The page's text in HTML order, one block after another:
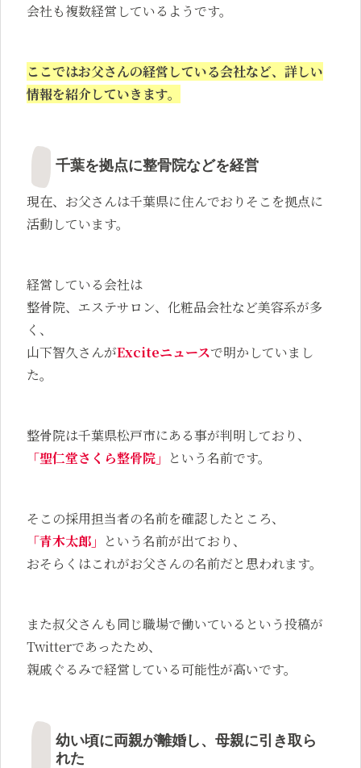
会社も複数経営しているようです。
ここではお父さんの経営している会社など、 詳しい
情報を紹介していきます。
千葉を拠点に整骨院などを経営
現在、お父さんは千葉県に住んでおりそこを拠点に
活動しています。
経営している会社は
整骨院、エステサロン、化粧品会社など美容系が多
く、
山下智久さんがExciteニュースで明かしていまし
た。
整骨院は千葉県松戸市にある事が判明しており、
「聖仁堂さくら整骨院」 という名前です。
そこの採用担当者の名前を確認したところ、
「青木太郎」 という名前が出ており、
おそらくはこれがお父さんの名前だと思われます。
また叔父さんも同じ職場で働いているという投稿が
Twitterであったため、
親戚ぐるみで経営している可能性が高いです。
幼い頃に両親が離婚し、母親に引き取ら
れた